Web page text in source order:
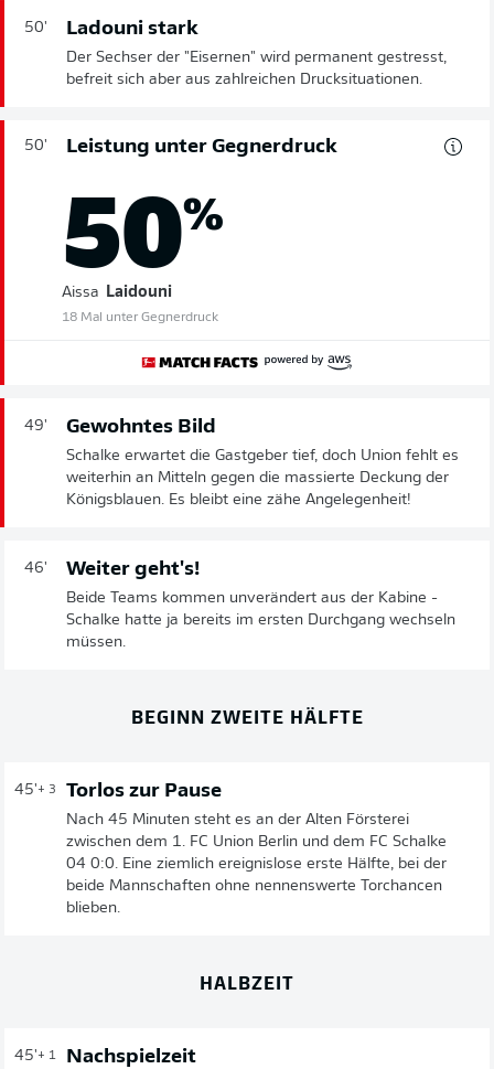
50' Ladouni stark
Der Sechser der "Eisernen" wird permanent gestresst,
befreit sich aber aus zahlreichen Drucksituationen.
50' Leistung unter Gegnerdruck
50%
Aissa Laidouni
18 Mal unter Gegnerdruck
49' Gewohntes Bild
Schalke erwartet die Gastgeber tief, doch Union fehlt es
weiterhin an Mitteln gegen die massierte Deckung der
Königsblauen. Es bleibt eine zähe Angelegenheit!
46' Weiter geht's!
Beide Teams kommen unverändert aus der Kabine -
Schalke hatte ja bereits im ersten Durchgang wechseln
müssen.
BEGINN ZWEITE HÄLFTE
45'+ 3 Torlos zur Pause
Nach 45 Minuten steht es an der Alten Försterei
zwischen dem 1. FC Union Berlin und dem FC Schalke
04 0:0. Eine ziemlich ereignislose erste Hälfte, bei der
beide Mannschaften ohne nennenswerte Torchancen
blieben.
HALBZEIT
45'+ 1 Nachspielzeit